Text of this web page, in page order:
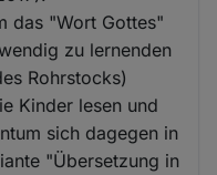
das "Wort Gottes"
zu lernenden
Rohrstocks)
Kinder lesen und
sich dagegen in
"Übersetzung in